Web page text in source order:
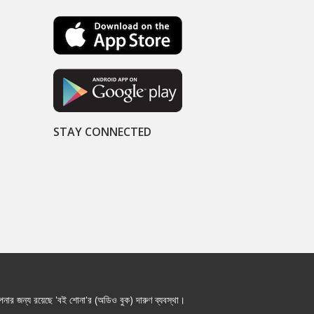
STAY CONNECTED
জন্য রয়েছে 'বই শোনা'র (অডিও বুক) দারুণ ব্যবস্থা।